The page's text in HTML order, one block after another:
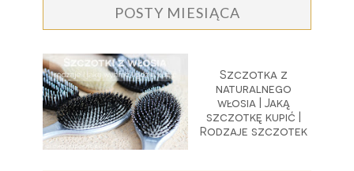
POSTY MIESIĄCA
Szczotka z
naturalnego
włosia | Jaką
szczotkę kupić |
Rodzaje szczotek